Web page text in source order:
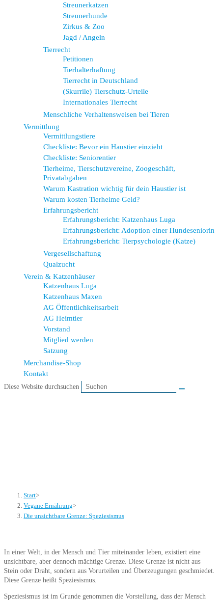
Streunerkatzen
Streunerhunde
Zirkus & Zoo
Jagd / Angeln
Tierrecht
Petitionen
Tierhalterhaftung
Tierrecht in Deutschland
(Skurrile) Tierschutz-Urteile
Internationales Tierrecht
Menschliche Verhaltensweisen bei Tieren
Vermittlung
Vermittlungstiere
Checkliste: Bevor ein Haustier einzieht
Checkliste: Seniorentier
Tierheime, Tierschutzvereine, Zoogeschäft,
Privatabgaben
Warum Kastration wichtig für dein Haustier ist
Warum kosten Tierheime Geld?
Erfahrungsbericht
Erfahrungsbericht: Katzenhaus Luga
Erfahrungsbericht: Adoption einer Hundeseniorin
Erfahrungsbericht: Tierpsychologie (Katze)
Vergesellschaftung
Qualzucht
Verein & Katzenhäuser
Katzenhaus Luga
Katzenhaus Maxen
AG Öffentlichkeitsarbeit
AG Heimtier
Vorstand
Mitglied werden
Satzung
Merchandise-Shop
Kontakt
Diese Website durchsuchen
Start>
Vegane Ernährung>
Die unsichtbare Grenze: Speziesismus
In einer Welt, in der Mensch und Tier miteinander leben, existiert eine
unsichtbare, aber dennoch mächtige Grenze. Diese Grenze ist nicht aus
Stein oder Draht, sondern aus Vorurteilen und Überzeugungen geschmiedet.
Diese Grenze heißt Speziesismus.
Speziesismus ist im Grunde genommen die Vorstellung, dass der Mensch